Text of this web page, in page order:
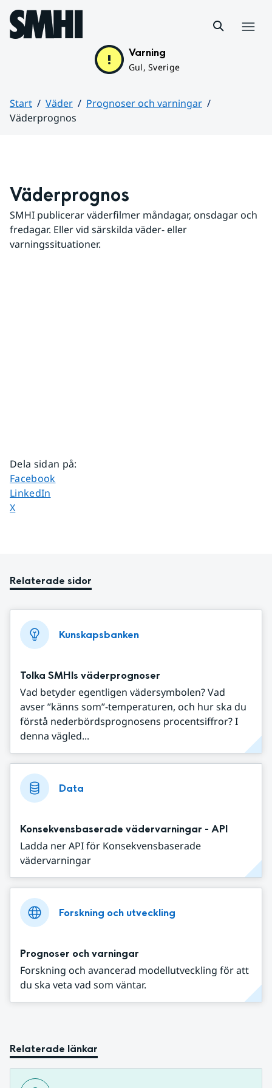
Hoppa till sidans innehåll
Varning
Gul, Sverige
Start Väder
Prognoser och varningar
Väderprognos
Väderprognos
SMHI publicerar väderfilmer måndagar, onsdagar och
fredagar. Eller vid särskilda väder- eller
varningssituationer.
Dela sidan på:
Dela sidan på
Facebook
Dela sidan på
LinkedIn
Dela sidan på
X
Relaterade sidor
Kunskapsbanken
Tolka SMHIs väderprognoser
Vad betyder egentligen vädersymbolen? Vad
avser ”känns som”-temperaturen, och hur ska du
förstå nederbördsprognosens procentsiffror? I
denna vägled...
Data
Konsekvensbaserade vädervarningar - API
Ladda ner API för Konsekvensbaserade
vädervarningar
Forskning och utveckling
Prognoser och varningar
Forskning och avancerad modellutveckling för att
du ska veta vad som väntar.
Relaterade länkar